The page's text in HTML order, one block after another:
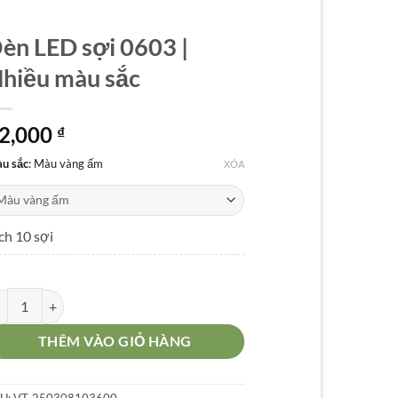
LED sợi 0603 |
màu sắc
₫
sắc: Màu vàng ấm XÓA
10 sợi
LED sợi 0603 | Nhiều màu sắc số lượng
THÊM VÀO GIỎ HÀNG